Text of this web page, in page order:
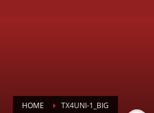
HOME TX4UNI-1_BIG